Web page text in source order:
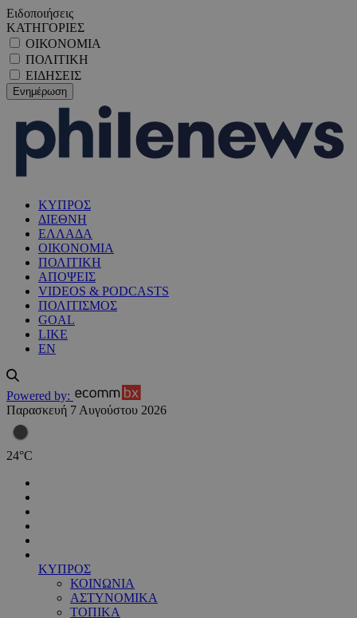
Ειδοποιήσεις
ΚΑΤΗΓΟΡΙΕΣ
ΟΙΚΟΝΟΜΙΑ
ΠΟΛΙΤΙΚΗ
ΕΙΔΗΣΕΙΣ
ΚΥΠΡΟΣ
ΔΙΕΘΝΗ
ΕΛΛΑΔΑ
ΟΙΚΟΝΟΜΙΑ
ΠΟΛΙΤΙΚΗ
ΑΠΟΨΕΙΣ
VIDEOS & PODCASTS
ΠΟΛΙΤΙΣΜΟΣ
GOAL
LIKE
EN
Powered by:
Παρασκευή 7 Αυγούστου 2026
24°C
ΚΥΠΡΟΣ
ΚΟΙΝΩΝΙΑ
ΑΣΤΥΝΟΜΙΚΑ
ΤΟΠΙΚΑ